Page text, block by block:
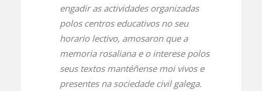
engadir as actividades organizadas
polos centros educativos no seu
horario lectivo, amosaron que a
memoria rosaliana e o interese polos
seus textos mantéñense moi vivos e
presentes na sociedade civil galega.